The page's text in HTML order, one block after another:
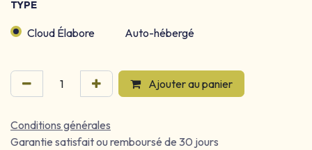
TYPE
Cloud Élabore Auto-hébergé
Ajouter au panier
Conditions générales
Garantie satisfait ou remboursé de 30 jours